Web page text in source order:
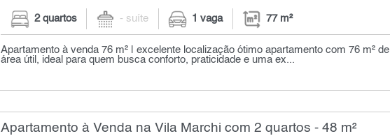
2 quartos - suíte 1 vaga 77 m²
Apartamento à venda 76 m² | excelente localização ótimo apartamento com 76 m² de
área útil, ideal para quem busca conforto, praticidade e uma ex...
Apartamento à Venda na Vila Marchi com 2 quartos - 48 m²